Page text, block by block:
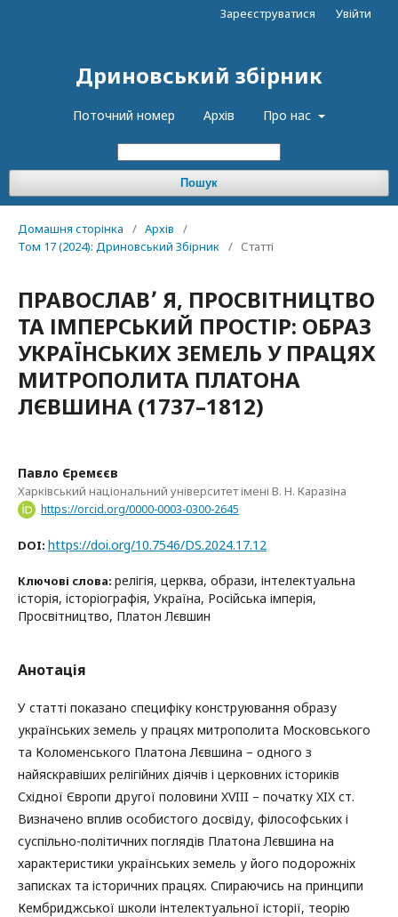
Дриновський збірник
Поточний номер Архів Про нас
Пошук
Зареєструватися Увійти
Домашня сторінка / Архів
/
Том 17 (2024): Дриновський Збірник / Статті
ПРАВОСЛАВ՚ Я, ПРОСВІТНИЦТВО
ТА ІМПЕРСЬКИЙ ПРОСТІР: ОБРАЗ
УКРАЇНСЬКИХ ЗЕМЕЛЬ У ПРАЦЯХ
МИТРОПОЛИТА ПЛАТОНА
ЛЄВШИНА (1737–1812)
Павло Єремєєв
Харківський національний університет імені В. Н. Каразіна
https://orcid.org/0000-0003-0300-2645
DOI: https://doi.org/10.7546/DS.2024.17.12
Ключові слова: релігія, церква, образи, інтелектуальна
історія, історіографія, Україна, Російська імперія,
Просвітництво, Платон Лєвшин
Анотація
У статті показано специфіку конструювання образу
українських земель у працях митрополита Московського
та Коломенського Платона Лєвшина – одного з
найяскравіших релігійних діячів і церковних істориків
Східної Європи другої половини XVIII – початку XIX ст.
Визначено вплив особистого досвіду, філософських і
суспільно-політичних поглядів Платона Лєвшина на
характеристики українських земель у його подорожніх
записках та історичних працях. Спираючись на принципи
Кембриджської школи інтелектуальної історії, теорію